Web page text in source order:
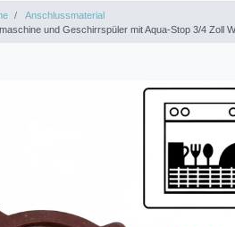
Anschlussmaterial
und Geschirrspüler mit Aqua-Stop 3/4